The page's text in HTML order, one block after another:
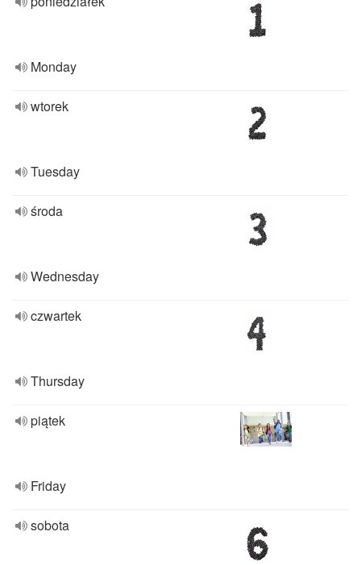
Monday
wtorek
Tuesday
środa
Wednesday
czwartek
Thursday
piątek
Friday
sobota